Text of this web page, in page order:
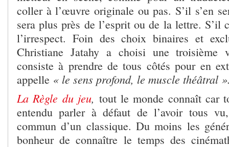
coller à l’œuvre originale ou pas. S’il s’en
sera plus près de l’esprit ou de la lettre. S’il
l’irrespect. Foin des choix binaires et
Christiane Jatahy a choisi une troisième
consiste à prendre de tous côtés pour en
appelle « le sens profond, le muscle théâtral
La Règle du jeu, tout le monde connaît car
entendu parler à défaut de l’avoir tous
commun d’un classique. Du moins les
bonheur de connaître le temps des